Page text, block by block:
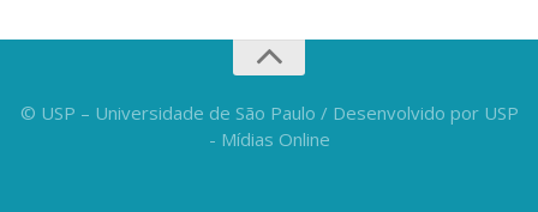
© USP – Universidade de São Paulo / Desenvolvido por USP
- Mídias Online